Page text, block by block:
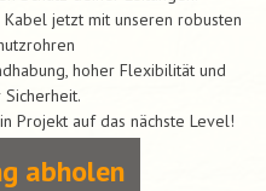
jetzt mit unseren robusten
hoher Flexibilität und
Projekt auf das nächste Level!
abholen